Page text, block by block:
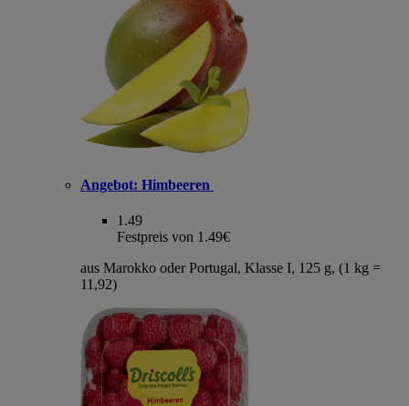
Angebot: Himbeeren
1.49
Festpreis von 1.49€
aus Marokko oder Portugal, Klasse I, 125 g, (1 kg =
11,92)